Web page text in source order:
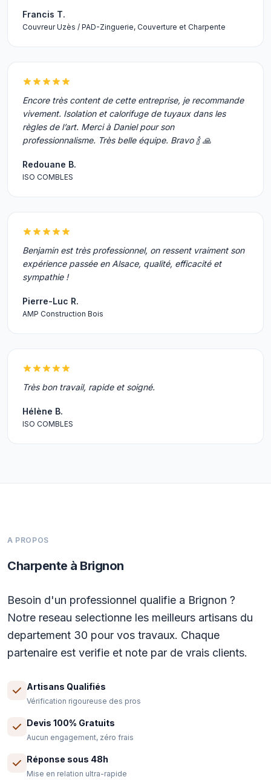
Francis T.
Couvreur Uzès / PAD-Zinguerie, Couverture et Charpente
Encore très content de cette entreprise, je recommande
vivement. Isolation et calorifuge de tuyaux dans les
règles de l’art. Merci à Daniel pour son
professionnalisme. Très belle équipe. Bravo 🍾 🙏
Redouane B.
ISO COMBLES
Benjamin est très professionnel, on ressent vraiment son
expérience passée en Alsace, qualité, efficacité et
sympathie !
Pierre-Luc R.
AMP Construction Bois
Très bon travail, rapide et soigné.
Hélène B.
ISO COMBLES
A PROPOS
Charpente à Brignon
Besoin d'un professionnel qualifie a Brignon ?
Notre reseau selectionne les meilleurs artisans du
departement 30 pour vos travaux. Chaque
partenaire est verifie et note par de vrais clients.
Artisans Qualifiés
Vérification rigoureuse des pros
Devis 100% Gratuits
Aucun engagement, zéro frais
Réponse sous 48h
Mise en relation ultra-rapide